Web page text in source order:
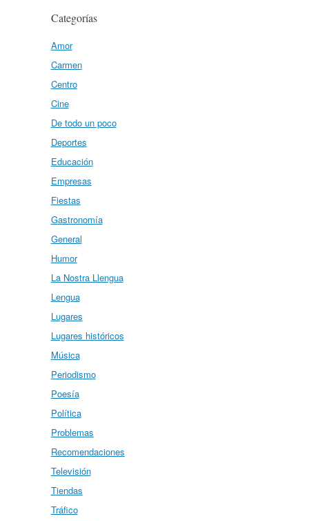
Categorías
Amor
Carmen
Centro
Cine
De todo un poco
Deportes
Educación
Empresas
Fiestas
Gastronomía
General
Humor
La Nostra Llengua
Lengua
Lugares
Lugares históricos
Música
Periodismo
Poesía
Política
Problemas
Recomendaciones
Televisión
Tiendas
Tráfico